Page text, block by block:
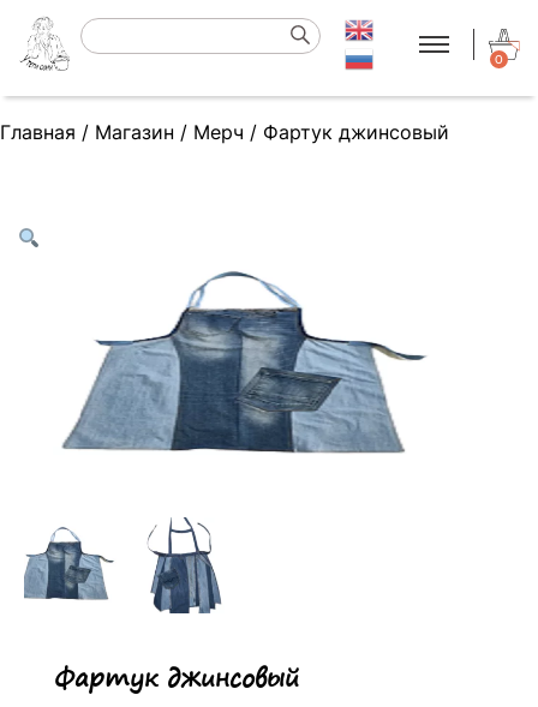
0
Главная / Магазин / Мерч / Фартук джинсовый
Фартук джинсовый